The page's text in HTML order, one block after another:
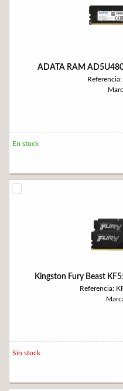
ADATA RAM
En stock
Kingston Fury Beast
Referencia:
Sin stock